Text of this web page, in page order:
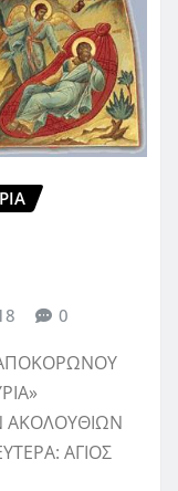
0
ΑΠΟΚΟΡΩΝΟΥ
ΑΚΟΛΟΥΘΙΩΝ
ΑΓΙΟΣ